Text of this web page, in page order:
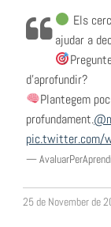
Els
ajudar a
d'aprofundir?
Plantegem
profundament.
pic.twitter.com/
—
25 de November de